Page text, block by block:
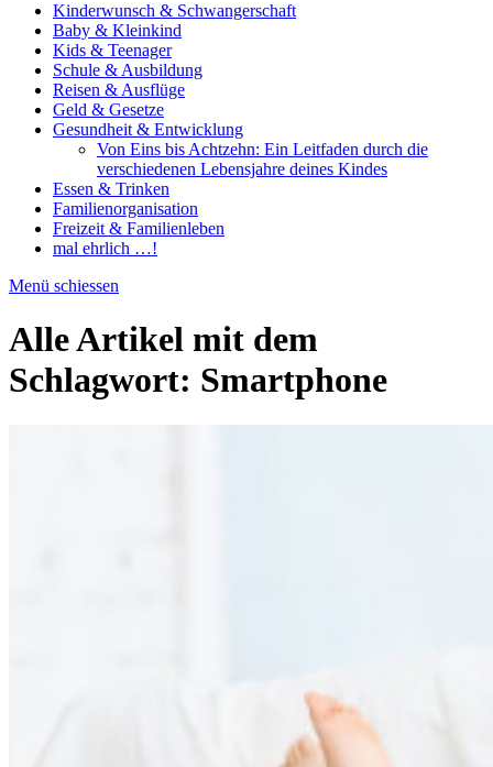
Kinderwunsch & Schwangerschaft
Baby & Kleinkind
Kids & Teenager
Schule & Ausbildung
Reisen & Ausflüge
Geld & Gesetze
Gesundheit & Entwicklung
Von Eins bis Achtzehn: Ein Leitfaden durch die
verschiedenen Lebensjahre deines Kindes
Essen & Trinken
Familienorganisation
Freizeit & Familienleben
mal ehrlich …!
Menü schiessen
Alle Artikel mit dem
Schlagwort: Smartphone